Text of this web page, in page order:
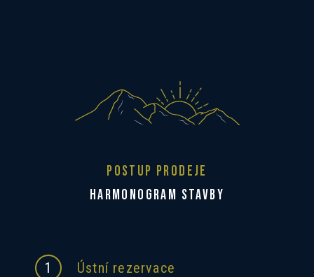
POSTUP PRODEJE
HARMONOGRAM STAVBY
1 Ústní rezervace